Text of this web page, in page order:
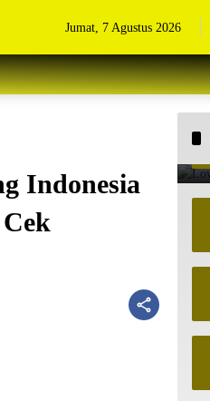
Jumat, 7 Agustus 2026
Indonesia